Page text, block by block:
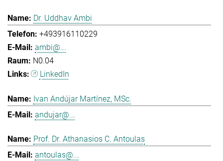
Dr. Uddhav Ambi
+493916110229
ambi@...
N0.04
LinkedIn
Ivan Andújar Martínez, MSc.
andujar@...
Prof. Dr. Athanasios C. Antoulas
antoulas@...